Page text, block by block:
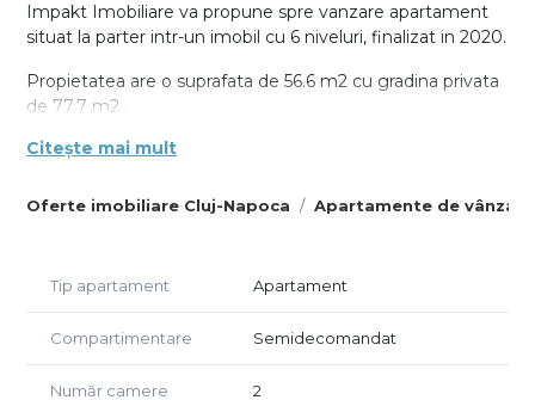
Oferte imobiliare Cluj-Napoca Apartamente de
Impakt Imobiliare va propune spre vanzare apartament
situat la parter intr-un imobil cu 6 niveluri, finalizat in 2020.
Propietatea are o suprafata de 56.6 m2 cu gradina privata
de 77.7 m2 .
Compartimentat astfel: living cu bucatarie open space,
Apartamentul se vinde mobilat si utilat complet, inclusiv
Este dotat cu incalzire in pardoseala, centrala pe bloc,
orientare vest.
utilat cu masina de spalat vase, masina de spalat haine si
Citește mai mult
Tip apartament Apartament
Compartimentare Semidecomandat
Număr camere 2